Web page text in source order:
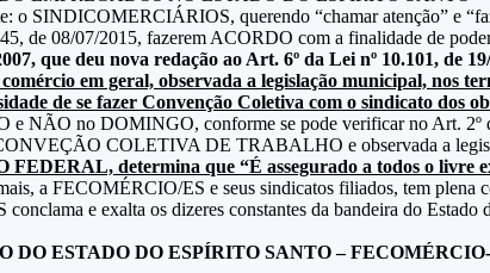
o SINDICOMERCIÁRIOS, querendo “chamar atenção” e
de 08/07/2015, fazerem ACORDO com a finalidade de
que deu nova redação ao Art. 6º da Lei nº 10.101, de
em geral, observada a legislação municipal, nos
de se fazer Convenção Coletiva com o sindicato dos
e NÃO no DOMINGO, conforme se pode verificar no Art.
COLETIVA DE TRABALHO e observada a
determina que “É assegurado a todos o livre
a FECOMÉRCIO/ES e seus sindicatos filiados, tem plena
e exalta os dizeres constantes da bandeira do Estado
DO ESTADO DO ESPÍRITO SANTO –